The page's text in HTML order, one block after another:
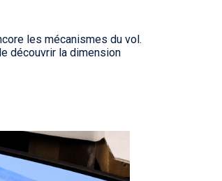
les mécanismes du vol.
découvrir la dimension